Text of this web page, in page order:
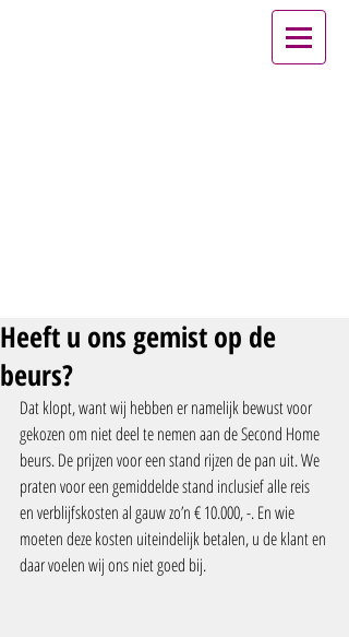
Heeft u ons gemist op de
beurs?
Dat klopt, want wij hebben er namelijk bewust voor
gekozen om niet deel te nemen aan de Second Home
beurs. De prijzen voor een stand rijzen de pan uit. We
praten voor een gemiddelde stand inclusief alle reis
en verblijfskosten al gauw zo’n € 10.000, -. En wie
moeten deze kosten uiteindelijk betalen, u de klant en
daar voelen wij ons niet goed bij.